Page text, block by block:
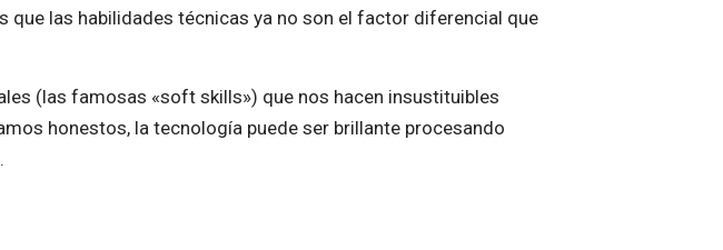
las habilidades técnicas ya no son el factor diferencial que
(las famosas «soft skills») que nos hacen insustituibles
honestos, la tecnología puede ser brillante procesando